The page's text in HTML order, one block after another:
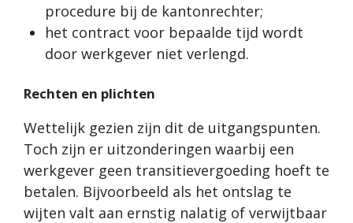
procedure bij de kantonrechter;
het contract voor bepaalde tijd wordt
door werkgever niet verlengd.
Rechten en plichten
Wettelijk gezien zijn dit de uitgangspunten.
Toch zijn er uitzonderingen waarbij een
werkgever geen transitievergoeding hoeft te
betalen. Bijvoorbeeld als het ontslag te
wijten valt aan ernstig nalatig of verwijtbaar